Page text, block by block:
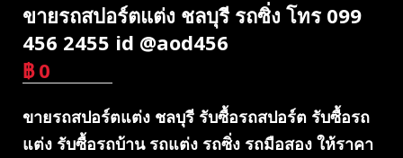
ขายรถสปอร์ตแต่ง ชลบุรี รถซิ่ง โทร 099
456 2455 id @aod456
฿ 0
ขายรถสปอร์ตแต่ง ชลบุรี รับซื้อรถสปอร์ต รับซื้อรถ
แต่ง รับซื้อรถบ้าน รถแต่ง รถซิ่ง รถมือสอง ให้ราคา